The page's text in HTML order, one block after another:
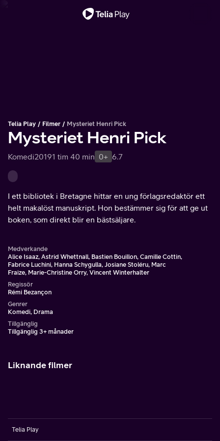
Telia Play Filmer Mysteriet Henri Pick
Mysteriet Henri Pick
Komedi20191 tim 40 min 0+ 6.7
I ett bibliotek i Bretagne hittar en ung förlagsredaktör ett
helt makalöst manuskript. Hon bestämmer sig för att ge ut
boken, som direkt blir en bästsäljare.
Medverkande
Alice Isaaz, Astrid Whettnall, Bastien Bouillon, Camille Cottin,
Fabrice Luchini, Hanna Schygulla, Josiane Stoléru, Marc
Fraize, Marie-Christine Orry, Vincent Winterhalter
Regissör
Rémi Bezançon
Genrer
Komedi, Drama
Tillgänglig
Tillgänglig 3+ månader
Liknande filmer
Telia Play